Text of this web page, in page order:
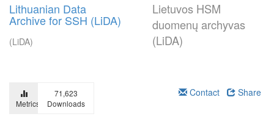
Lithuanian Data
Archive for SSH (LiDA)
(LiDA)
Lietuvos HSM
duomenų archyvas
(LiDA)
Metrics
71,623
Downloads
Contact Share